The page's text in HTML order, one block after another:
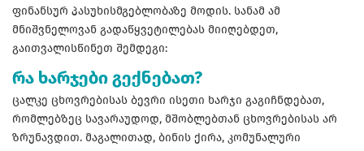
ფინანსურ პასუხისმგებლობაზე მოდის. სანამ ამ
მნიშვნელოვან გადაწყვეტილებას მიიღებდეთ,
გაითვალისწინეთ შემდეგი:
რა ხარჯები გექნებათ?
ცალკე ცხოვრებისას ბევრი ისეთი ხარჯი გაგიჩნდებათ,
რომლებზეც სავარაუდოდ, მშობლებთან ცხოვრებისას არ
ზრუნავდით. მაგალითად, ბინის ქირა, კომუნალური